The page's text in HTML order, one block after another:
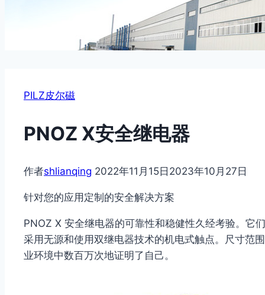
PILZ皮尔磁
PNOZ X安全继电器
作者shlianqing 2022年11月15日 2023年10月27日
针对您的应用定制的安全解决方案
PNOZ X 安全继电器的可靠性和稳健性久经考验。它
采用无源和使用双继电器技术的机电式触点。尺寸范
业环境中数百万次地证明了自己。